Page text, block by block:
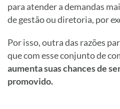
para atender a demandas
de gestão ou diretoria, por
Por isso, outra das razões
que com esse conjunto de
aumenta suas chances de
promovido.